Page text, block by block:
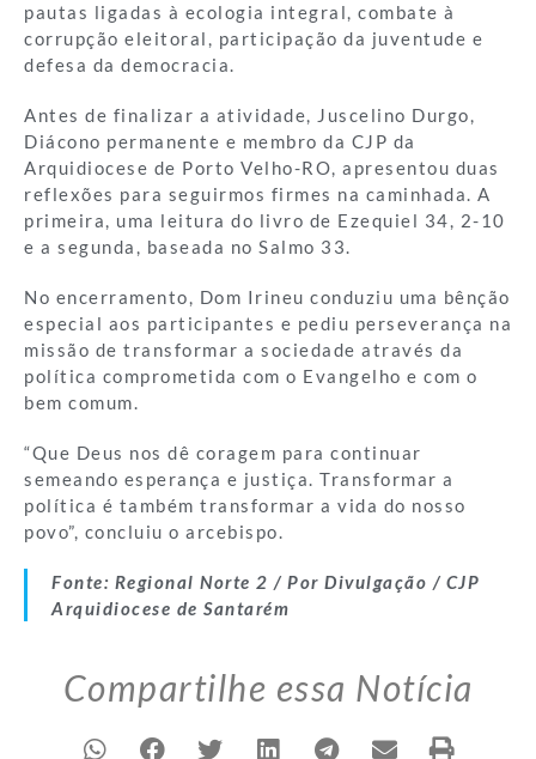
pautas ligadas à ecologia integral, combate à
corrupção eleitoral, participação da juventude e
defesa da democracia.
Antes de finalizar a atividade, Juscelino Durgo,
Diácono permanente e membro da CJP da
Arquidiocese de Porto Velho-RO, apresentou duas
reflexões para seguirmos firmes na caminhada. A
primeira, uma leitura do livro de Ezequiel 34, 2-10
e a segunda, baseada no Salmo 33.
No encerramento, Dom Irineu conduziu uma bênção
especial aos participantes e pediu perseverança na
missão de transformar a sociedade através da
política comprometida com o Evangelho e com o
bem comum.
“Que Deus nos dê coragem para continuar
semeando esperança e justiça. Transformar a
política é também transformar a vida do nosso
povo”, concluiu o arcebispo.
Fonte: Regional Norte 2 / Por Divulgação / CJP
Arquidiocese de Santarém
Compartilhe essa Notícia